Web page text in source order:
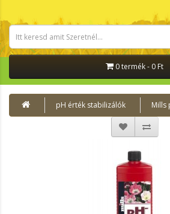
0 termék - 0 Ft
pH érték stabilizálók Mills